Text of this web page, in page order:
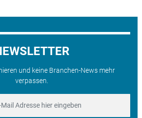
und keine Branchen-News mehr
verpassen.